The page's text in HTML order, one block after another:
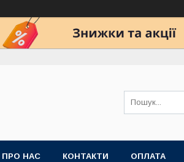
ПРО НАС КОНТАКТИ ОПЛАТА